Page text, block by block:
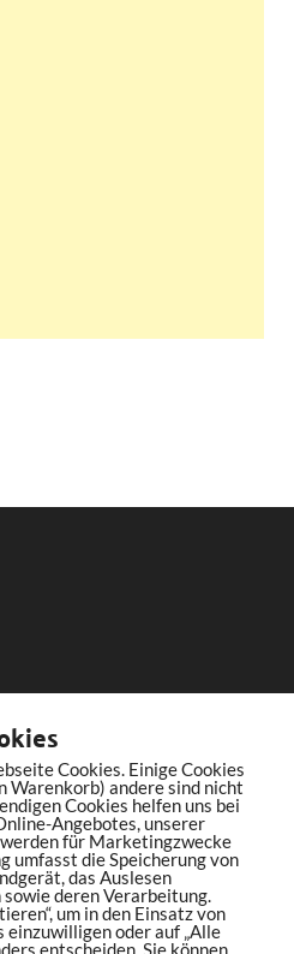
Cookies. Einige Cookies
Warenkorb) andere sind nicht
Cookies helfen uns bei
Angebotes, unserer
für Marketingzwecke
umfasst die Speicherung von
das Auslesen
deren Verarbeitung.
um in den Einsatz von
oder auf „Alle
entscheiden. Sie können